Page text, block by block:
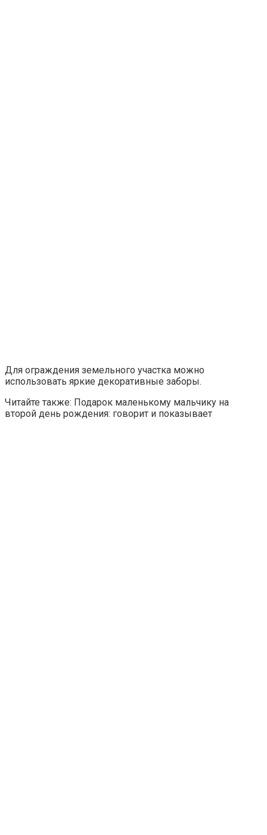
Для ограждения земельного участка можно
использовать яркие декоративные заборы.
Читайте также: Подарок маленькому мальчику на
второй день рождения: говорит и показывает